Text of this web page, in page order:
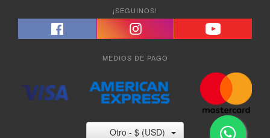
¡SEGUINOS!
MEDIOS DE PAGO
Otro - $ (USD)